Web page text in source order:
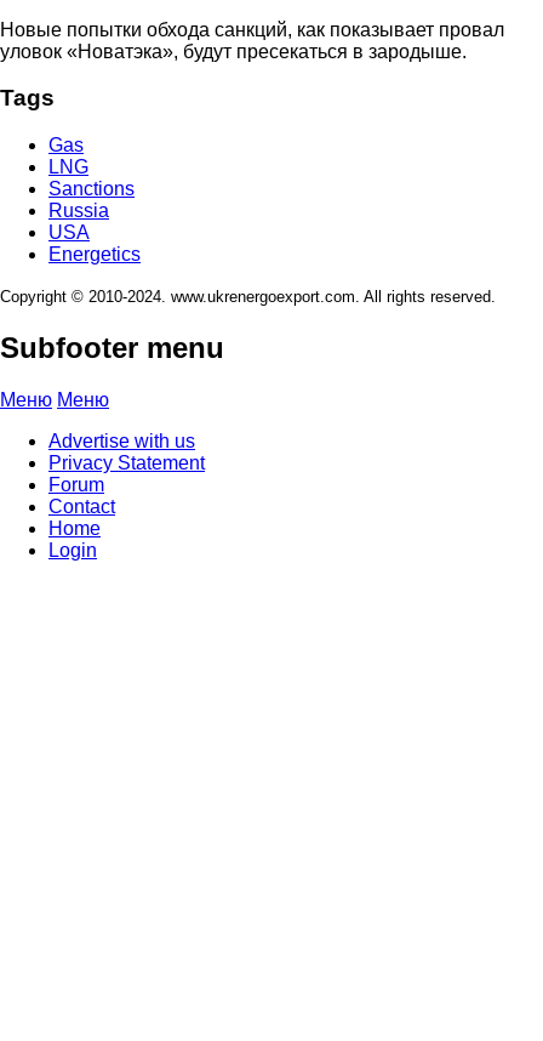
Новые попытки обхода санкций, как показывает провал
уловок «Новатэка», будут пресекаться в зародыше.
Tags
Gas
LNG
Sanctions
Russia
USA
Energetics
Copyright © 2010-2024. www.ukrenergoexport.com. All rights reserved.
Subfooter menu
Меню Меню
Advertise with us
Privacy Statement
Forum
Contact
Home
Login